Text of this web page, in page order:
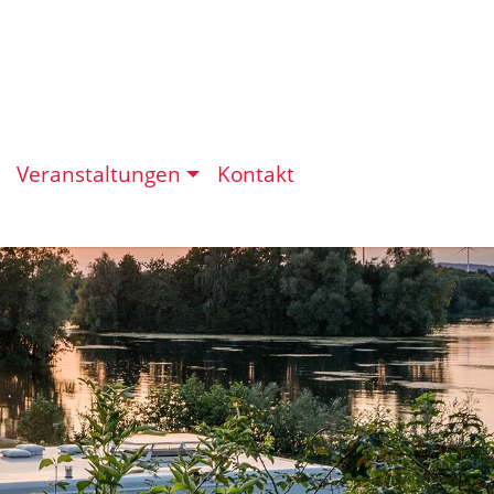
Veranstaltungen
Kontakt
in